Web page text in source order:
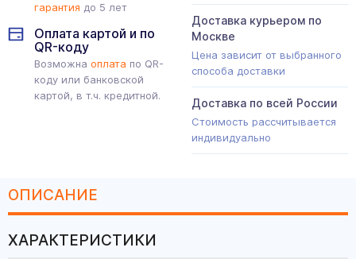
гарантия до 5 лет
Оплата картой и по
QR-коду
Возможна оплата по QR-
коду или банковской
картой, в т.ч. кредитной.
Доставка курьером по
Москве
Цена зависит от выбранного
способа доставки
Доставка по всей России
Стоимость рассчитывается
индивидуально
ОПИСАНИЕ
ХАРАКТЕРИСТИКИ